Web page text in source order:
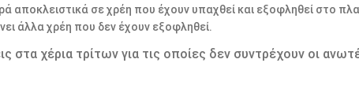
αποκλειστικά σε χρέη που έχουν υπαχθεί και εξοφληθεί στο
άλλα χρέη που δεν έχουν εξοφληθεί.
στα χέρια τρίτων για τις οποίες δεν συντρέχουν οι